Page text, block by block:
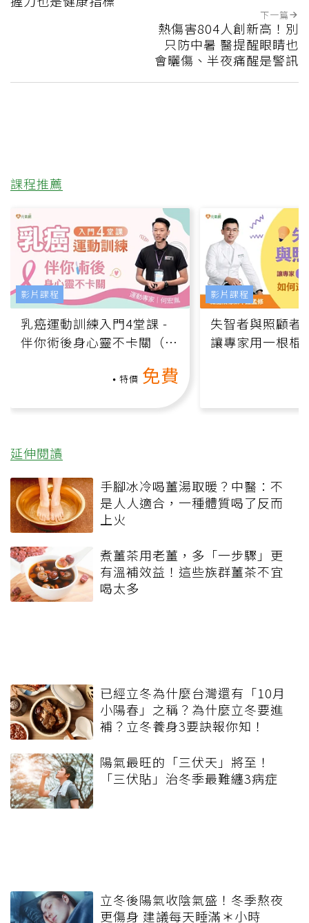
下一篇
熱傷害804人創新高！別
只防中暑 醫提醒眼睛也
會曬傷、半夜痛醒是警訊
課程推薦
乳癌運動訓練入門4堂課 -
伴你術後身心靈不卡關（線
特價 免費
影片課程
失智者與照顧者
讓專家用一根棍
影片課程
延伸閱讀
手腳冰冷喝薑湯取暖？中醫：不
是人人適合，一種體質喝了反而
上火
煮薑茶用老薑，多「一步驟」更
有溫補效益！這些族群薑茶不宜
喝太多
已經立冬為什麼台灣還有「10月
小陽春」之稱？為什麼立冬要進
補？立冬養身3要訣報你知！
陽氣最旺的「三伏天」將至！
「三伏貼」治冬季最難纏3病症
立冬後陽氣收陰氣盛！冬季熬夜
更傷身 建議每天睡滿＊小時